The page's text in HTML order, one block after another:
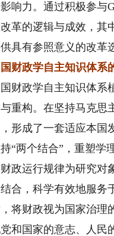
响力。通过积极参与
革的逻辑与成效，其
具有参照意义的改革
政学自主知识体系
政学自主知识体系植
重构。在坚持马克思
形成了一套适应本国
两个结合”，重塑学理
政运行规律为研究对
合，科学有效地服务
将财政视为国家治理
和国家的意志、人民